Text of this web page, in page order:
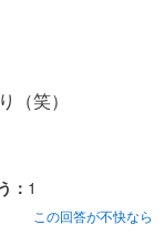
（笑）
： 1
この回答が不快なら